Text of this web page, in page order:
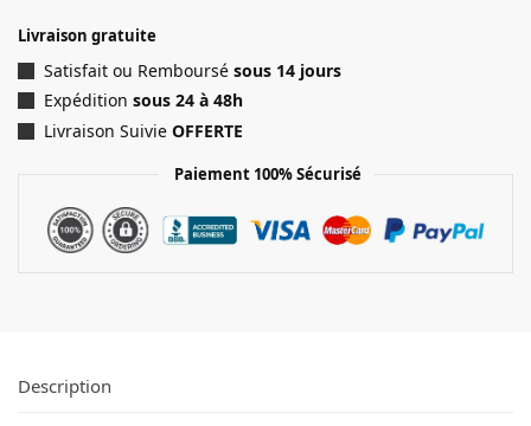
Livraison gratuite
Satisfait ou Remboursé sous 14 jours
Expédition sous 24 à 48h
Livraison Suivie OFFERTE
Paiement 100% Sécurisé
Description